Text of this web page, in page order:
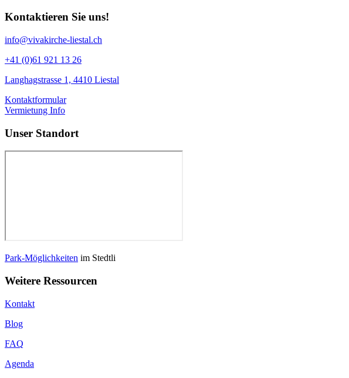
Kontaktieren Sie uns!
info@vivakirche-liestal.ch
+41 (0)61 921 13 26
Langhagstrasse 1, 4410 Liestal
Kontaktformular
Vermietung Info
Unser Standort
Park-Möglichkeiten im Stedtli
Weitere Ressourcen
Kontakt
Blog
FAQ
Agenda